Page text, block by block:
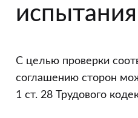
в
испытания
С целью проверки
соглашению сторон
1 ст. 28 Трудового